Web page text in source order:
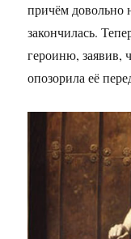
причём довольно
закончилась.
героиню, заявив,
опозорила её